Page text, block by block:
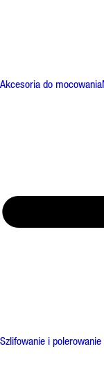
Akcesoria do mocowania
Szlifowanie i polerowanie